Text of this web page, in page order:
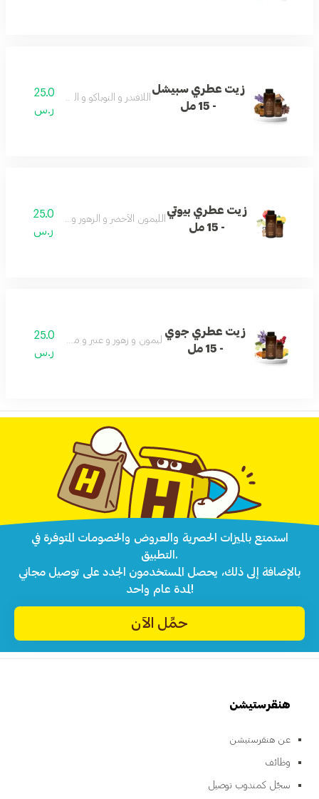
زيت عطري سبيشل
- 15 مل
اللافندر و التوباكو و اللاذر و العود
25.0
ر.س
زيت عطري بيوتي
- 15 مل
الليمون الأخضر و الزهور و المسك و التفاح
25.0
ر.س
زيت عطري جوي
- 15 مل
ليمون و زهور و عنبر و مسك و باتشولي
25.0
ر.س
استمتع بالميزات الحصرية والعروض والخصومات المتوفرة في
التطبيق.
بالإضافة إلى ذلك، يحصل المستخدمون الجدد على توصيل مجاني
لمدة عام واحد!
حمِّل الآن
هنقرستيشن
عن هنقرستيشن
وظائف
سجّل كمندوب توصيل